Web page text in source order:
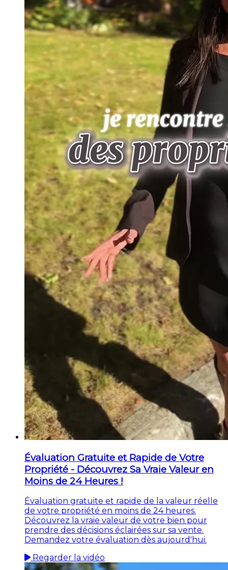
Évaluation Gratuite et Rapide de Votre
Propriété - Découvrez Sa Vraie Valeur en
Moins de 24 Heures !
Évaluation gratuite et rapide de la valeur réelle
de votre propriété en moins de 24 heures.
Découvrez la vraie valeur de votre bien pour
prendre des décisions éclairées sur sa vente.
Demandez votre évaluation dès aujourd'hui.
Regarder la vidéo